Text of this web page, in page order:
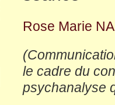
Rose Marie
le cadre du
psychanalyse